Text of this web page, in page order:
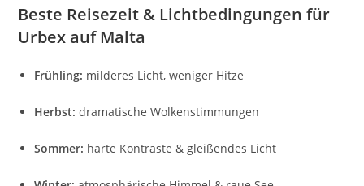
Beste Reisezeit & Lichtbedingungen für
Urbex auf Malta
Frühling: milderes Licht, weniger Hitze
Herbst: dramatische Wolkenstimmungen
Sommer: harte Kontraste & gleißendes Licht